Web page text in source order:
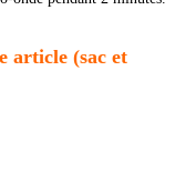
article (sac et